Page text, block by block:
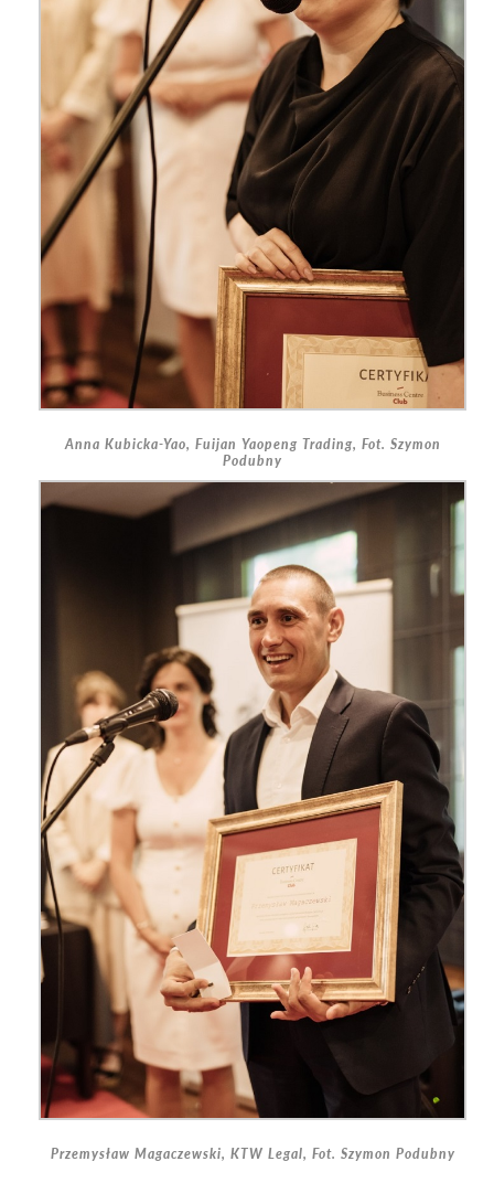
Anna Kubicka-Yao, Fuijan Yaopeng Trading, Fot. Szymon
Podubny
Przemysław Magaczewski, KTW Legal, Fot. Szymon Podubny